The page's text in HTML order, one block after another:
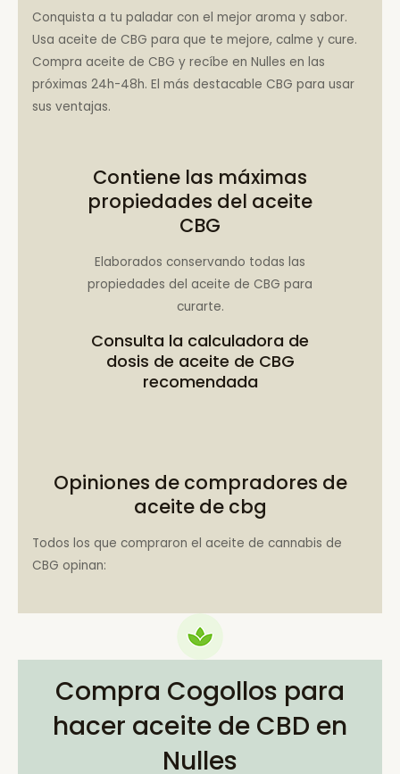
Conquista a tu paladar con el mejor aroma y sabor.
Usa aceite de CBG para que te mejore, calme y cure.
Compra aceite de CBG y recíbe en Nulles en las
próximas 24h-48h. El más destacable CBG para usar
sus ventajas.
Contiene las máximas
propiedades del aceite
CBG
Elaborados conservando todas las
propiedades del aceite de CBG para
curarte.
Consulta la calculadora de
dosis de aceite de CBG
recomendada
Opiniones de compradores de
aceite de cbg
Todos los que compraron el aceite de cannabis de
CBG opinan:
Compra Cogollos para
hacer aceite de CBD en
Nulles